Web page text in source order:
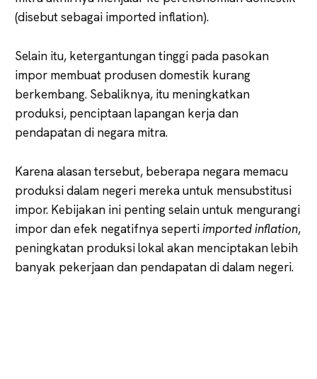
(disebut sebagai imported inflation).
Selain itu, ketergantungan tinggi pada pasokan
impor membuat produsen domestik kurang
berkembang. Sebaliknya, itu meningkatkan
produksi, penciptaan lapangan kerja dan
pendapatan di negara mitra.
Karena alasan tersebut, beberapa negara memacu
produksi dalam negeri mereka untuk mensubstitusi
impor. Kebijakan ini penting selain untuk mengurangi
impor dan efek negatifnya sepertiimported inflation,
peningkatan produksi lokal akan menciptakan lebih
banyak pekerjaan dan pendapatan di dalam negeri.